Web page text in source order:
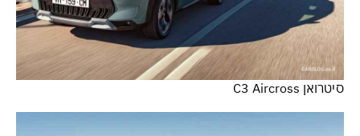
סיטרואן C3 Aircross